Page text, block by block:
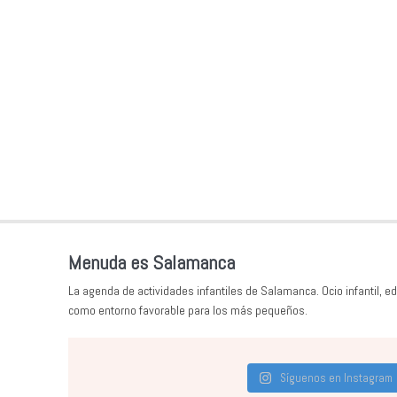
Menuda es Salamanca
La agenda de actividades infantiles de Salamanca. Ocio infantil,
como entorno favorable para los más pequeños.
Síguenos en Instagram